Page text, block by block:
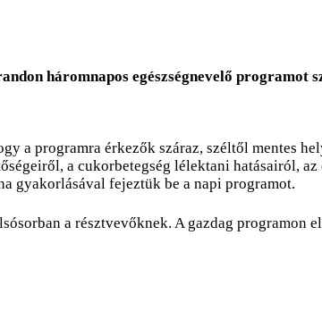
háromnapos egészségnevelő programot
a programra érkezők száraz, széltől mentes
a cukorbetegség lélektani hatásairól,
gyakorlásával fejeztük be a napi programot.
a résztvevőknek. A gazdag programon